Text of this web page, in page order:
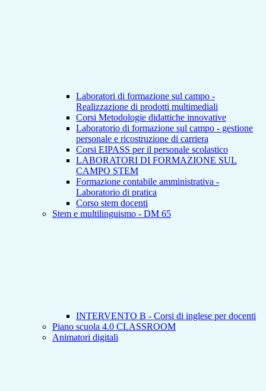
Laboratori di formazione sul campo -
Realizzazione di prodotti multimediali
Corsi Metodologie didattiche innovative
Laboratorio di formazione sul campo - gestione
personale e ricostruzione di carriera
Corsi EIPASS per il personale scolastico
LABORATORI DI FORMAZIONE SUL
CAMPO STEM
Formazione contabile amministrativa -
Laboratorio di pratica
Corso stem docenti
Stem e multilinguismo - DM 65
INTERVENTO B - Corsi di inglese per docenti
Piano scuola 4.0 CLASSROOM
Animatori digitali